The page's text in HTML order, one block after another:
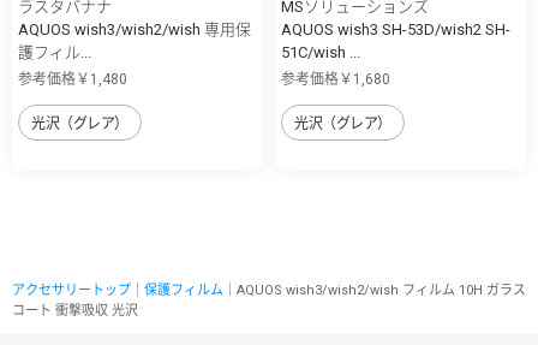
ラスタバナナ
AQUOS wish3/wish2/wish 専用保
護フィル...
参考価格￥1,480
光沢（グレア）
MSソリューションズ
AQUOS wish3 SH-53D/wish2 SH-
51C/wish ...
参考価格￥1,680
光沢（グレア）
アクセサリートップ 保護フィルム ｜AQUOS wish3/wish2/wish フィルム 10H ガラス
コート 衝撃吸収 光沢